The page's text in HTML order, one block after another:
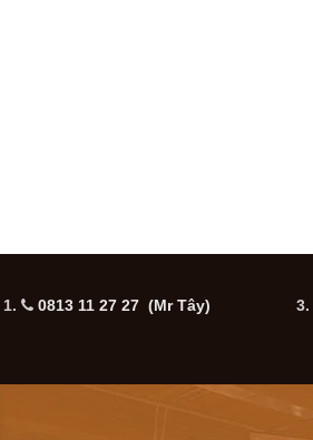
1. 0813 11 27 27 (Mr Tây) 3.